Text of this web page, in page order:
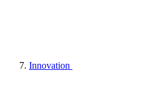
Innovation